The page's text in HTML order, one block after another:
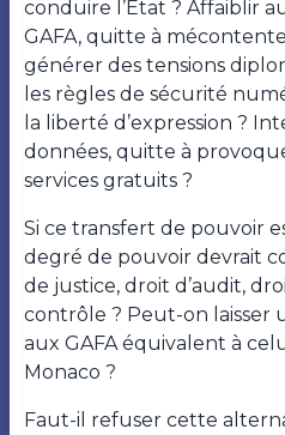
conduire l’Etat ? Affaiblir
GAFA, quitte à
générer des tensions
les règles de sécurité
la liberté d’expression ?
données, quitte à
services gratuits ?
Si ce transfert de pouvoir
degré de pouvoir devrait
de justice, droit d’audit,
contrôle ? Peut-on laisser
aux GAFA équivalent à
Monaco ?
Faut-il refuser cette